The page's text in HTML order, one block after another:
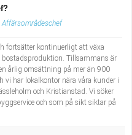
Affärsområdeschef
fortsätter kontinuerligt att växa
bostadsproduktion. Tillsammans är
årlig omsättning på mer än 900
vi har lokalkontor nära våra kunder i
och Kristianstad. Vi söker
och som på sikt siktar på